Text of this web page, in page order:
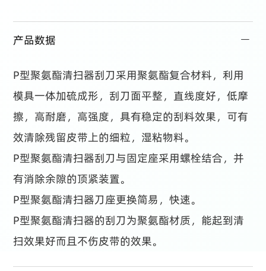
产品数据
P型聚氨酯清扫器刮刀采用聚氨酯复合材料，利用
模具一体加硫成形，刮刀面平整，直线度好，低摩
擦，高耐磨，高强度，具有稳定的刮料效果，可有
效清除残留皮带上的细粒，湿粘物料。
P型聚氨酯清扫器刮刀与固定座采用螺栓结合，并
有消除余隙的顶紧装置。
P型聚氨酯清扫器刀座更换简易，快速。
P型聚氨酯清扫器的刮刀为聚氨酯材质，能起到清
扫效果好而且不伤皮带的效果。